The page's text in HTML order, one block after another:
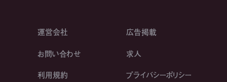
運営会社
広告掲載
お問い合わせ
求人
利用規約 プライバシーポリシー